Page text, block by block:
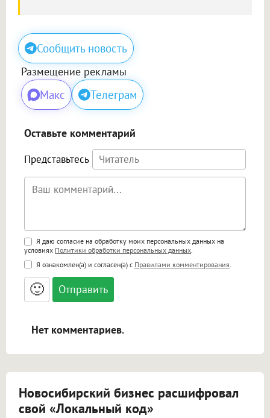
Сообщить новость
Размещение рекламы
Макс Телеграм
Оставьте комментарий
Представьтесь
Поддержка HTML
<b>, <strong>, <u>, <i>, <em>, <s>, <big>,
<small>, <sup>, <sub>, <pre>, <ul>, <ol>, <li>,
<blockquote>, <code> экранирует HTML,
адреса URL автоматически становятся
ссылками, и [img]адрес[/img] будет
Я даю согласие на обработку моих персональных данных на
условиях Политики обработки персональных данных
Я ознакомлен(а) и согласен(а) с Правилами комментирования
🙂
Нет комментариев.
Новосибирский бизнес расшифровал
свой «Локальный код»